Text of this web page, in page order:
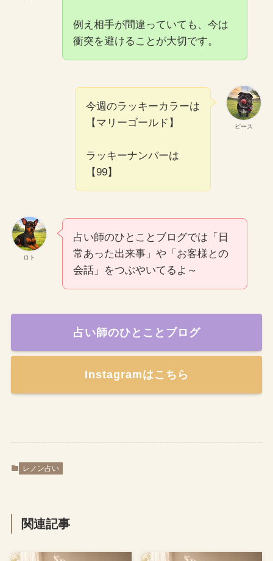
例え相手が間違っていても、今は
衝突を避けることが大切です。
ピース
今週のラッキーカラーは
【マリーゴールド】
ラッキーナンバーは
【99】
ロト
占い師のひとことブログでは「日
常あった出来事」や「お客様との
会話」をつぶやいてるよ～
占い師のひとことブログ
Instagramはこちら
レノン占い
関連記事